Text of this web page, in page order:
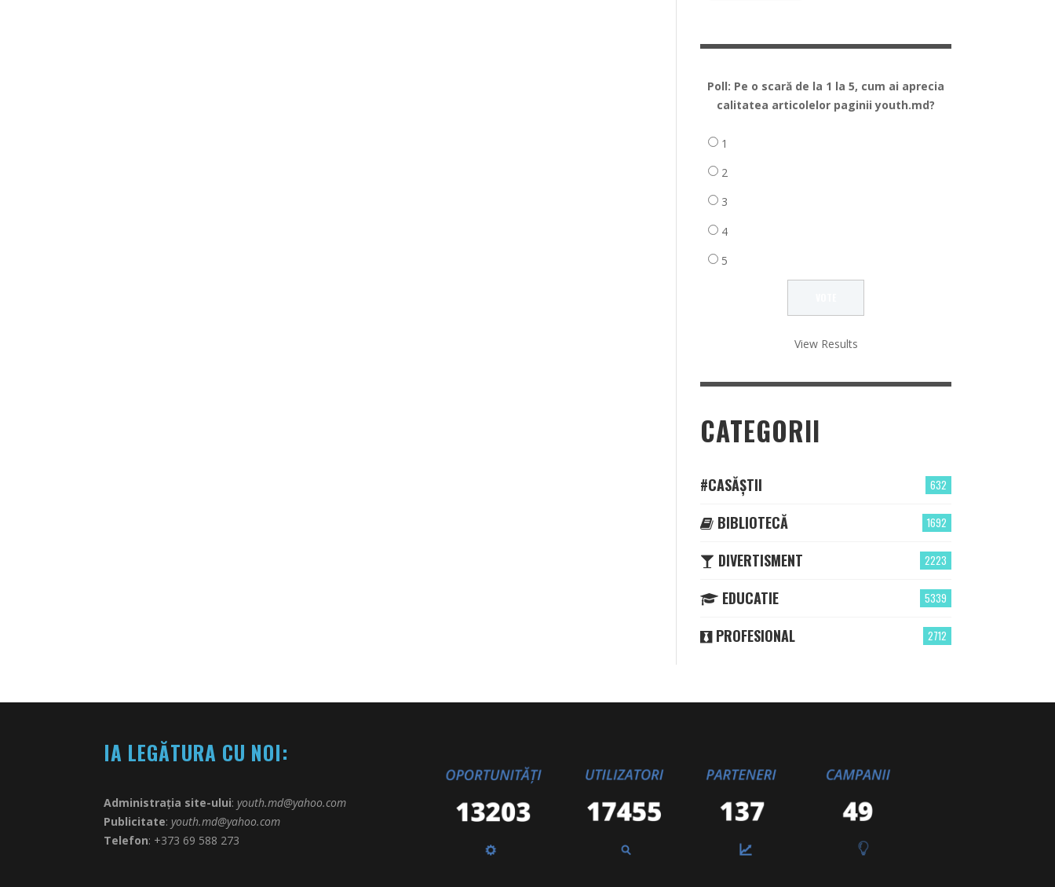
Poll: Pe o scară de la 1 la 5, cum ai aprecia
calitatea articolelor paginii youth.md?
1
2
3
4
5
View Results
CATEGORII
632
#CASĂȘTII
1692
BIBLIOTECĂ
2223
DIVERTISMENT
5339
EDUCATIE
2712
PROFESIONAL
IA LEGĂTURA CU NOI:
Administrația site-ului: youth.md@yahoo.com
Publicitate: youth.md@yahoo.com
Telefon: +373 69 588 273